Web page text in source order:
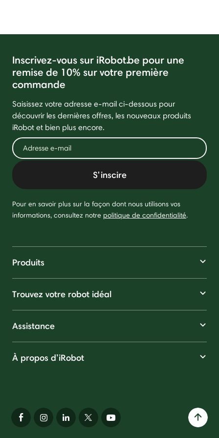
Inscrivez-vous sur iRobot.be pour une
remise de 10% sur votre première
commande
Saisissez votre adresse e-mail ci-dessous pour
découvrir les dernières offres, les nouveaux produits
iRobot et bien plus encore.
S'inscire
Pour en savoir plus sur la façon dont nous utilisons vos
informations, consultez notre politique de confidentialité.
Produits
Trouvez votre robot idéal
Assistance
À propos d’iRobot